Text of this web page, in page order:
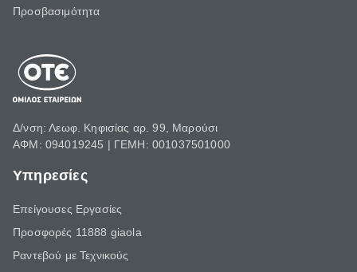
Προσβασιμότητα
Δ/νση: Λεωφ. Κηφισίας αρ. 99, Μαρούσι
ΑΦΜ: 094019245 | ΓΕΜΗ: 001037501000
Υπηρεσίες
Επείγουσες Εργασίες
Προσφορές 11888 giaola
Ραντεβού με Τεχνικούς